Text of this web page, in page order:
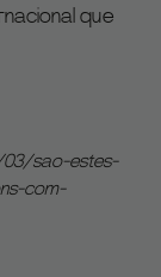
que
sao-estes-
com-